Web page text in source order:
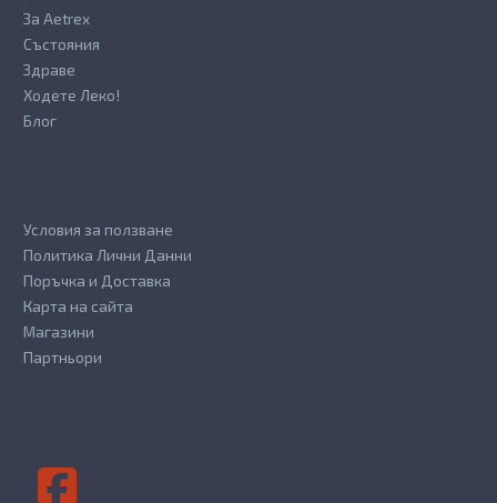
За Aetrex
Състояния
Здраве
Ходете Леко!
Блог
Условия за ползване
Политика Лични Данни
Поръчка и Доставка
Карта на сайта
Магазини
Партньори